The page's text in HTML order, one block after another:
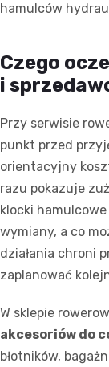
hamulców
Czego
i
Przy serwisie
punkt przed
orientacyjny
razu pokazuje
klocki
wymiany, a co
działania chroni
zaplanować
W sklepie
akcesoriów do
błotników,